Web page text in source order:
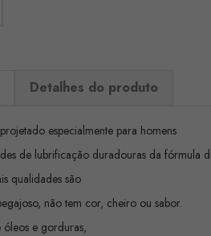
Detalhes do produto
especialmente para homens
de lubrificação duradouras da fórmula
qualidades são
não tem cor, cheiro ou sabor.
óleos e gorduras,